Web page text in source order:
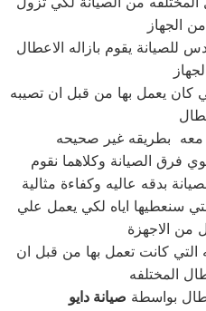
الجهاز
يقوم بازاله الاعطال
كان يعمل بها من قبل ان تصيبه
فرق الصيانة وكلاهما نقوم
بدقه عاليه وكفاءة مثالية
سنعطيها اياه لكي يعمل علي
من الاجهزة
التي كانت تعمل بها من قبل ان
بواسطة صيانة دايو